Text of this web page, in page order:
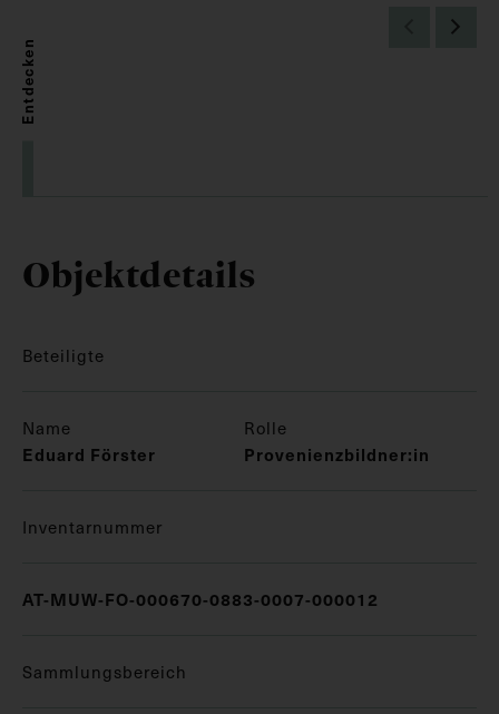
Entdecken
Objektdetails
Beteiligte
Name Rolle
Eduard Förster Provenienzbildner:in
Inventarnummer
AT-MUW-FO-000670-0883-0007-000012
Sammlungsbereich